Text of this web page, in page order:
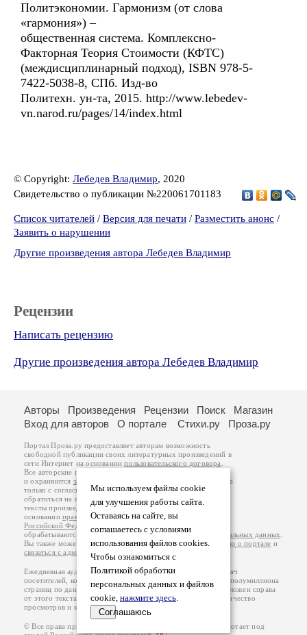
Политэкономии. Гармонизм (от слова
«гармония») –
общественная система. Комплексно-
Факторная Теория Стоимости (КФТС)
(междисциплинарный подход), ISBN 978-5-
7422-5038-8, СПб. Изд-во
Политехн. ун-та, 2015. http://www.lebedev-
vn.narod.ru/pages/14/index.html
© Copyright: Лебедев Владимир, 2020
Свидетельство о публикации №220061701183
Список читателей / Версия для печати / Разместить анонс /
Заявить о нарушении
Другие произведения автора Лебедев Владимир
Рецензии
Написать рецензию
Другие произведения автора Лебедев Владимир
Мы используем файлы cookie
для улучшения работы сайта.
Оставаясь на сайте, вы
соглашаетесь с условиями
использования файлов cookies.
Чтобы ознакомиться с
Политикой обработки
персональных данных и файлов
cookie, нажмите здесь.
Соглашаюсь
Авторы Произведения Рецензии Поиск
Магазин
Вход для авторов
О портале Стихи.ру Проза.ру
Портал Проза.ру предоставляет авторам возможность
свободной публикации своих литературных произведений в
сети Интернет на основаниипользовательского договора
Все авторские права на произведения принадлежат авторам
и охраняются законом
. Перепечатка произведений возможна
только с согласия его автора, к которому вы можете
обратиться на его авторской странице. Ответственность за
тексты произведений авторы несут самостоятельно на
основанииправил публикацииизаконодательства
Российской Федерации
обрабатываются на основанииПолитики обработки персональных данных
Вы также можете посмотреть более подробнуюинформацию о портале и
связаться с администрацией
Ежедневная аудитория портала Проза.ру – порядка 100 тысяч
посетителей, которые в общей сумме просматривают более полумиллиона
страниц по данным счетчика посещаемости, который расположен справа
от этого текста. В каждой графе указано по две цифры: количество
просмотров и количество посетителей.
© Все права принадлежат авторам, 2000-2026. Портал работает под